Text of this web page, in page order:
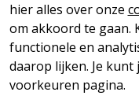
hier alles over onze
om akkoord te gaan.
functionele en
daarop lijken. Je
voorkeuren pagina.